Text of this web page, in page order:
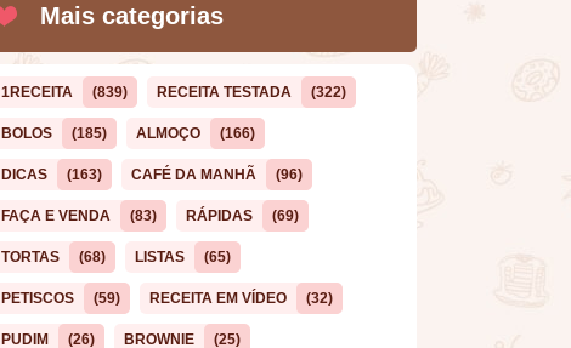
Mais categorias
1RECEITA (839) RECEITA TESTADA (322)
BOLOS (185) ALMOÇO (166)
DICAS (163) CAFÉ DA MANHÃ (96)
FAÇA E VENDA (83) RÁPIDAS (69)
TORTAS (68) LISTAS (65)
PETISCOS (59) RECEITA EM VÍDEO (32)
PUDIM (26) BROWNIE (25)